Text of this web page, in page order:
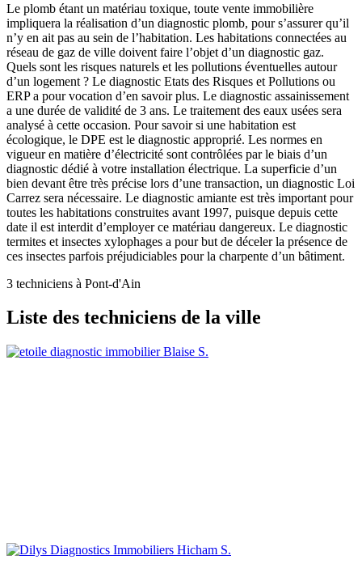
Le plomb étant un matériau toxique, toute vente immobilière
impliquera la réalisation d’un diagnostic plomb, pour s’assurer qu’il
n’y en ait pas au sein de l’habitation. Les habitations connectées au
réseau de gaz de ville doivent faire l’objet d’un diagnostic gaz.
Quels sont les risques naturels et les pollutions éventuelles autour
d’un logement ? Le diagnostic Etats des Risques et Pollutions ou
ERP a pour vocation d’en savoir plus. Le diagnostic assainissement
a une durée de validité de 3 ans. Le traitement des eaux usées sera
analysé à cette occasion. Pour savoir si une habitation est
écologique, le DPE est le diagnostic approprié. Les normes en
vigueur en matière d’électricité sont contrôlées par le biais d’un
diagnostic dédié à votre installation électrique. La superficie d’un
bien devant être très précise lors d’une transaction, un diagnostic Loi
Carrez sera nécessaire. Le diagnostic amiante est très important pour
toutes les habitations construites avant 1997, puisque depuis cette
date il est interdit d’employer ce matériau dangereux. Le diagnostic
termites et insectes xylophages a pour but de déceler la présence de
ces insectes parfois préjudiciables pour la charpente d’un bâtiment.
3 techniciens à Pont-d'Ain
Liste des techniciens de la ville
Blaise S.
Hicham S.